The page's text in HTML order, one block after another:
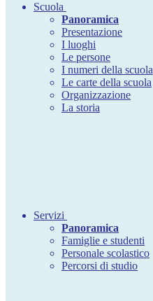
Scuola
Panoramica
Presentazione
I luoghi
Le persone
I numeri della scuola
Le carte della scuola
Organizzazione
La storia
Servizi
Panoramica
Famiglie e studenti
Personale scolastico
Percorsi di studio